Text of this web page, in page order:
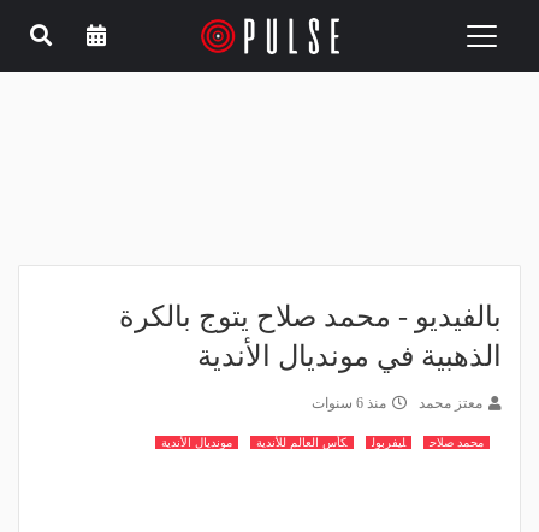
Toggle
بالفيديو - محمد صلاح يتوج بالكرة
الذهبية في مونديال الأندية
معتز محمد منذ 6 سنوات
محمد صلاح ليفربول كأس العالم للأندية مونديال الأندية